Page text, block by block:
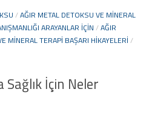
/AĞIR METAL DETOKSU VE MINERAL
ARAYANLAR IÇIN /AĞIR
MINERAL TERAPI BAŞARI HIKAYELERI /
Sağlık İçin Neler